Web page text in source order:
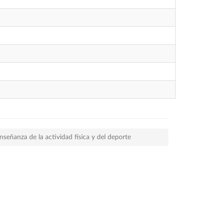
de la actividad física y del deporte